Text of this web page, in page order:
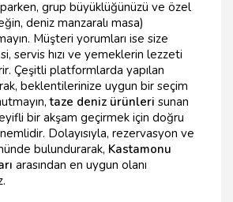
grup büyüklüğünüzü ve özel
deniz manzaralı masa)
Müşteri yorumları ise size
servis hızı ve yemeklerin lezzeti
Çeşitli platformlarda yapılan
beklentilerinize uygun bir seçim
taze deniz ürünleri sunan
bir akşam geçirmek için doğru
Dolayısıyla, rezervasyon ve
bulundurarak, Kastamonu
arasından en uygun olanı